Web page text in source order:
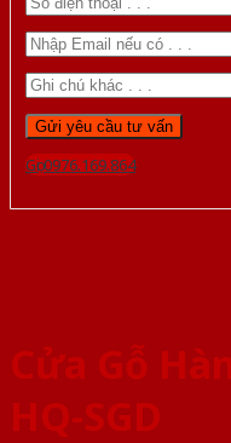
Gọi 0976.169.864
Cửa Gỗ
HQ-SGD